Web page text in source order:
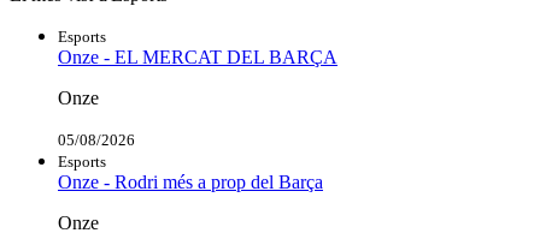
Esports
Onze - EL MERCAT DEL BARÇA
Onze
05/08/2026
Esports
Onze - Rodri més a prop del Barça
Onze